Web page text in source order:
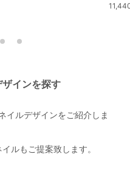
インを探す
イルデザインをご紹介しま
ルもご提案致します。